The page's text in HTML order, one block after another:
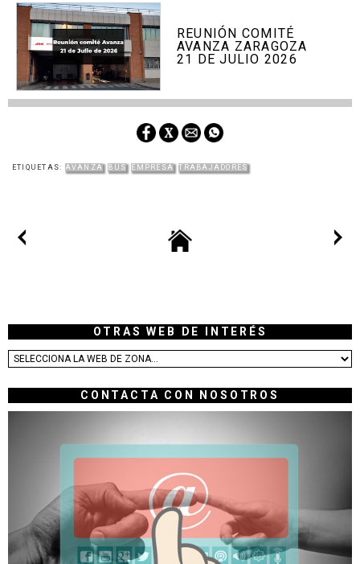
REUNIÓN COMITÉ
AVANZA ZARAGOZA
21 DE JULIO 2026
ETIQUETAS: AVANZA BUS EMPRESA TRABAJADORES
OTRAS WEB DE INTERÉS
CONTACTA CON NOSOTROS